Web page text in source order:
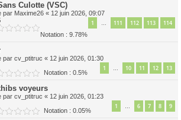
Culotte (VSC)
par Maxime26 « 12 juin 2026, 09:07
1 … 111 112 113 114
Notation : 9.78%
par cv_ptitruc « 12 juin 2026, 01:30
1 … 10 11 12 13
Notation : 0.5%
voyeurs
par cv_ptitruc « 12 juin 2026, 01:23
1 … 6 7 8 9
Notation : 0.05%